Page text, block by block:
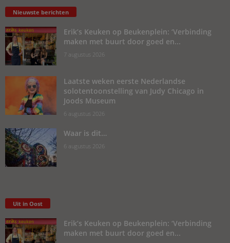
Nieuwste berichten
Erik’s Keuken op Beukenplein: ‘Verbinding
maken met buurt door goed en...
7 augustus 2026
Laatste weken eerste Nederlandse
solotentoonstelling van Judy Chicago in
Joods Museum
6 augustus 2026
Waar is dit…
6 augustus 2026
Uit in Oost
Erik’s Keuken op Beukenplein: ‘Verbinding
maken met buurt door goed en...